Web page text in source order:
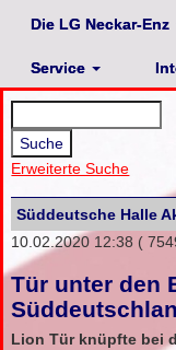
Die LG Neckar-Enz
Service
Erweiterte Suche
Süddeutsche Halle
10.02.2020 12:38 (
Tür unter den
Lion Tür knüpfte bei